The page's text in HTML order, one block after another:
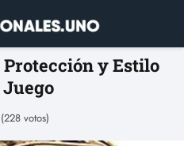
Protección y Estilo
votos)